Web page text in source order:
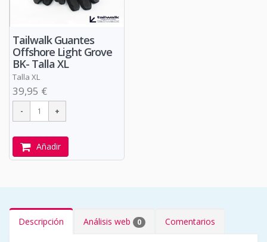
Tailwalk Guantes
Offshore Light Grove
BK- Talla XL
Talla XL
39,95 €
Añadir
Descripción Análisis web 0 Comentarios